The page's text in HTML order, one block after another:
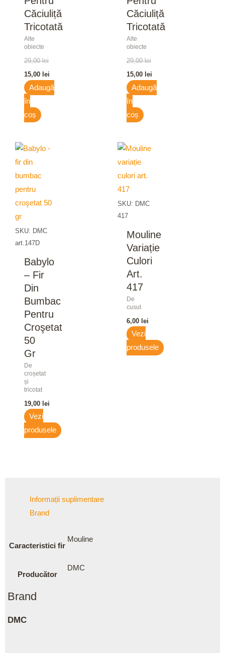
Căciuliță
Tricotată
Alte
obiecte
29,00lei
15,00 lei
Adaugă
în
coș
Căciuliță
Tricotată
Alte
obiecte
29,00lei
15,00 lei
Adaugă
în
coș
SKU: DMC
art.147D
Babylo
– Fir
Din
Bumbac
Pentru
Croşetat
50
Gr
De
croșetat
și
tricotat
19,00 lei
Vezi
produsele
SKU: DMC
417
Mouline
Variație
Culori
Art.
417
De
cusut
6,00 lei
Vezi
produsele
Informații suplimentare
Brand
Caracteristici fir
Mouline
Producător
DMC
Brand
DMC